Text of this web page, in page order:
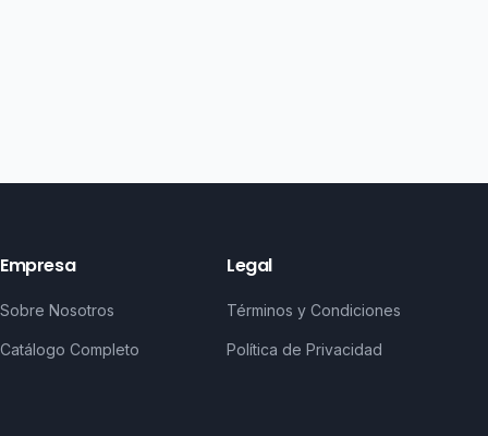
Empresa
Sobre Nosotros
Catálogo Completo
Legal
Términos y Condiciones
Política de Privacidad